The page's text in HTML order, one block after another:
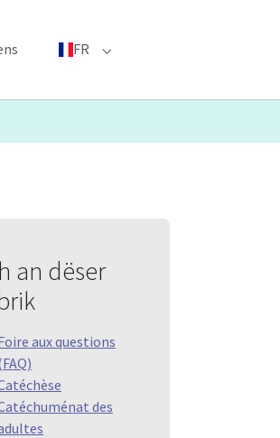
phares"
for "Patrimoine"
FR Submenu for "FR"
an dëser
aux questions
des